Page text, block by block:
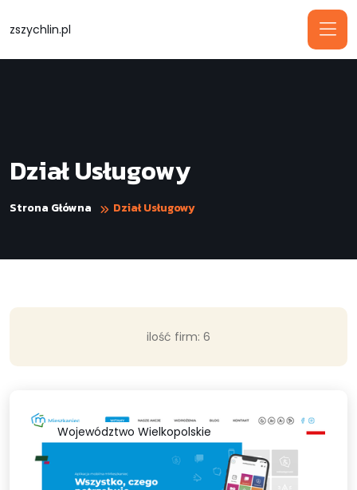
zszychlin.pl
Dział Usługowy
Strona Główna Dział Usługowy
ilość firm: 6
Województwo Wielkopolskie